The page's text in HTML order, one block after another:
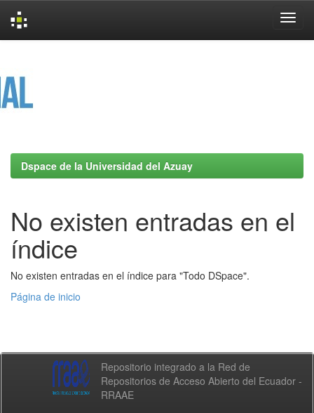
Dspace de la Universidad del Azuay
No existen entradas en el
índice
No existen entradas en el índice para "Todo DSpace".
Página de inicio
Repositorio integrado a la Red de
Repositorios de Acceso Abierto del Ecuador -
RRAAE